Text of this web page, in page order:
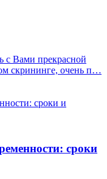
с Вами прекрасной
скрининге, очень п…
сроки